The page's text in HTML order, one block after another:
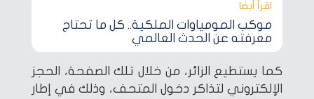
اقرأ أيضا‎
موكب المومياوات الملكية.. كل ما تحتاج
معرفته عن الحدث العالمي
كما يستطيع الزائر، من خلال تلك الصفحة، الحجز
الإلكتروني لتذاكر دخول المتحف، وذلك في إطار